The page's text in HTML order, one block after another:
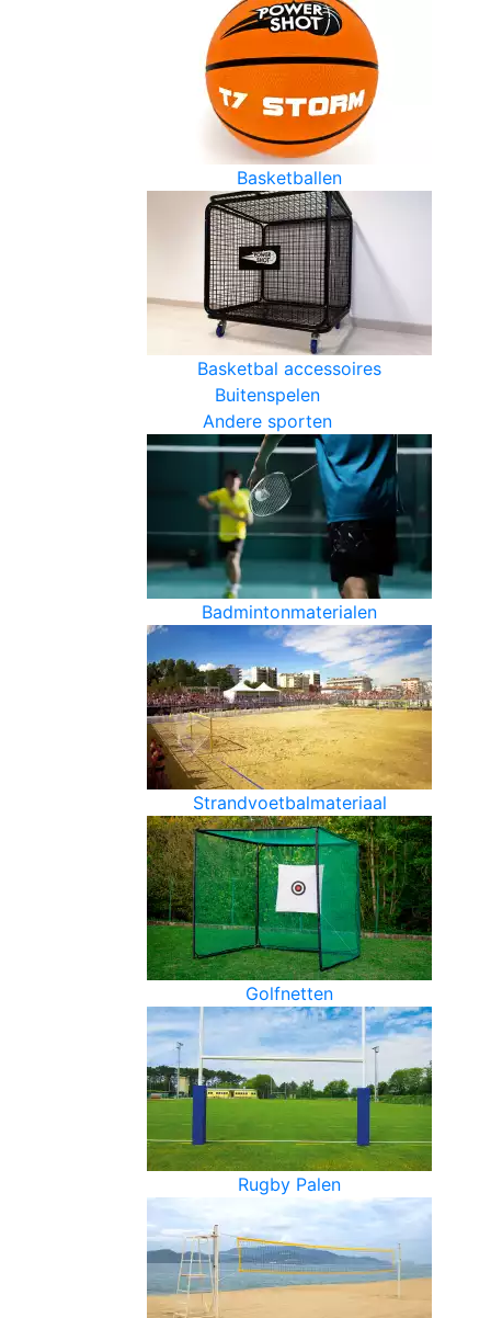
Basketballen
Basketbal accessoires
Buitenspelen
Andere sporten
Badmintonmaterialen
Strandvoetbalmateriaal
Golfnetten
Rugby Palen